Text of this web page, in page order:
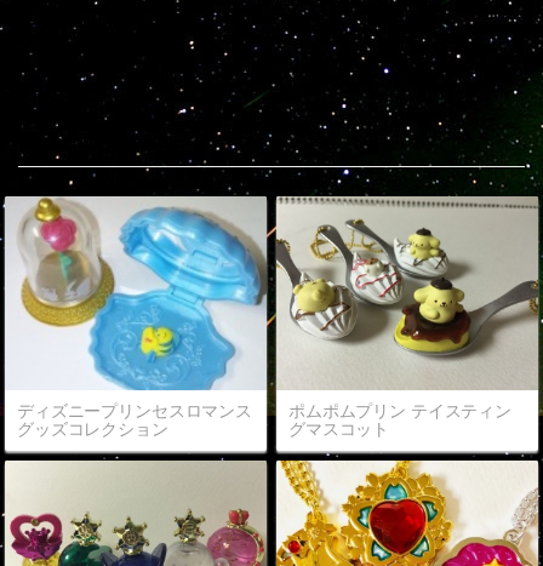
Popular entries
ディズニープリンセスロマンス
グッズコレクション
ポムポムプリン テイスティン
グマスコット